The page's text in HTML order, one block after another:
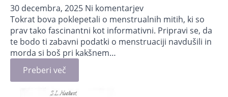
30 decembra, 2025 Ni komentarjev
Tokrat bova poklepetali o menstrualnih mitih, ki so
prav tako fascinantni kot informativni. Pripravi se, da
te bodo ti zabavni podatki o menstruaciji navdušili in
morda si boš pri kakšnem…
Preberi več